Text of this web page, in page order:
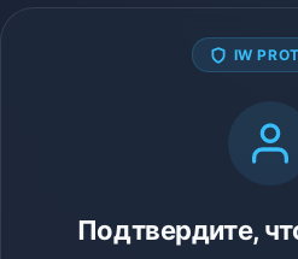
IW
Подтвердите,